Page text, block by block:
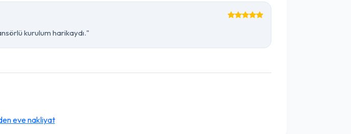
kurulum harikaydı."
eve nakliyat